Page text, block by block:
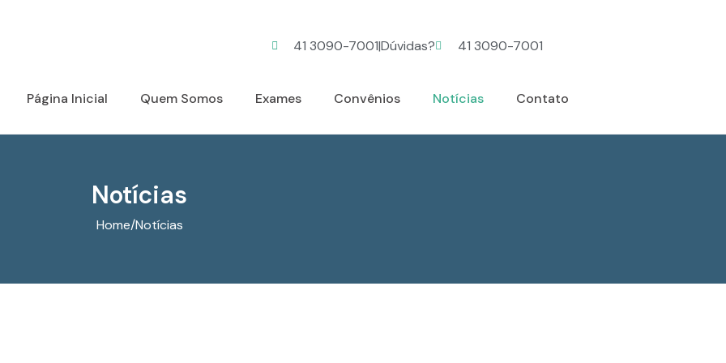
41 3090-7001|Dúvidas? 41 3090-7001
Página Inicial Quem Somos Exames Convênios Notícias Contato
Notícias
Home/Notícias